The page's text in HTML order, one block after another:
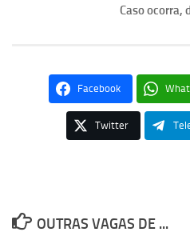
Caso ocorra,
Facebook
Twitter
OUTRAS VAGAS DE ...